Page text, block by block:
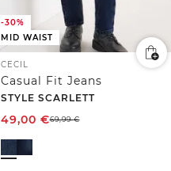
-30%
MID WAIST
CECIL
Casual Fit Jeans
STYLE SCARLETT
49,00 €69,99€